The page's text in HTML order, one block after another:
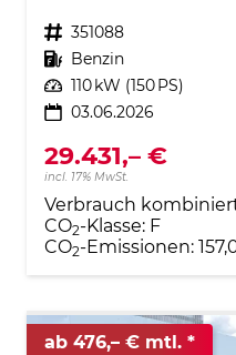
Fahrzeugnr. 351088
Kraftstoff Benzin
Leistung 110 kW (150 PS)
03.06.2026
29.431,– €
incl. 17% MwSt.
Verbrauch
CO2-Klasse: F
CO2-Emissionen:
ab 476,– € mtl.